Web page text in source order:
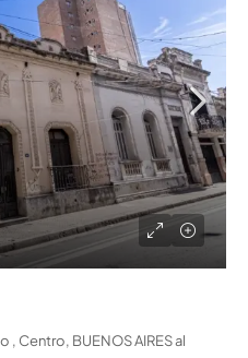
, Centro, BUENOS AIRES al